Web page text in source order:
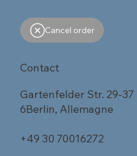
Cancel order
Contact
Gartenfelder Str. 29-37
6Berlin, Allemagne
+49 30 70016272